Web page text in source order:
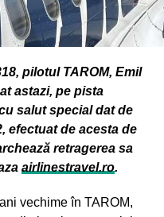
ca fata cu care eram
in care am dat de
mine. Efectiv am
ca eu pot sa fiu
ne gandeam cum sa
cap ca pot sa fiu si un
total. Intr-un an de
Pe langa faptul ca
pilotul TAROM, Emil
astazi, pe pista
salut special dat de
efectuat de acesta de
retragerea sa
airlinestravel.ro.
vechime în TAROM,